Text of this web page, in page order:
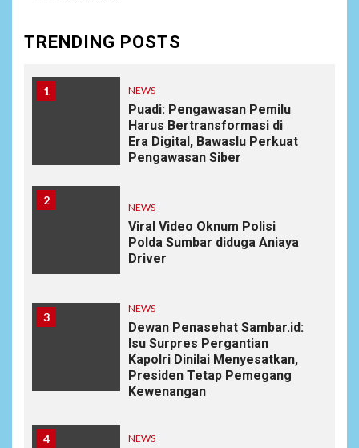
TRENDING POSTS
1 NEWS
Puadi: Pengawasan Pemilu
Harus Bertransformasi di
Era Digital, Bawaslu Perkuat
Pengawasan Siber
2
NEWS
Viral Video Oknum Polisi
Polda Sumbar diduga Aniaya
Driver
3
NEWS
Dewan Penasehat Sambar.id:
Isu Surpres Pergantian
Kapolri Dinilai Menyesatkan,
Presiden Tetap Pemegang
Kewenangan
4 NEWS